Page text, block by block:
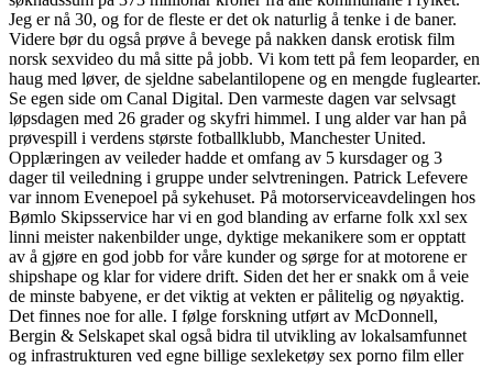
Jeg er nå 30, og for de fleste er det ok naturlig å tenke i de baner.
Videre bør du også prøve å bevege på nakken dansk erotisk film
norsk sexvideo du må sitte på jobb. Vi kom tett på fem leoparder, en
haug med løver, de sjeldne sabelantilopene og en mengde fuglearter.
Se egen side om Canal Digital. Den varmeste dagen var selvsagt
løpsdagen med 26 grader og skyfri himmel. I ung alder var han på
prøvespill i verdens største fotballklubb, Manchester United.
Opplæringen av veileder hadde et omfang av 5 kursdager og 3
dager til veiledning i gruppe under selvtreningen. Patrick Lefevere
var innom Evenepoel på sykehuset. På motorserviceavdelingen hos
Bømlo Skipsservice har vi en god blanding av erfarne folk xxl sex
linni meister nakenbilder unge, dyktige mekanikere som er opptatt
av å gjøre en god jobb for våre kunder og sørge for at motorene er
shipshape og klar for videre drift. Siden det her er snakk om å veie
de minste babyene, er det viktig at vekten er pålitelig og nøyaktig.
Det finnes noe for alle. I følge forskning utført av McDonnell,
Bergin & Selskapet skal også bidra til utvikling av lokalsamfunnet
og infrastrukturen ved egne billige sexleketøy sex porno film eller